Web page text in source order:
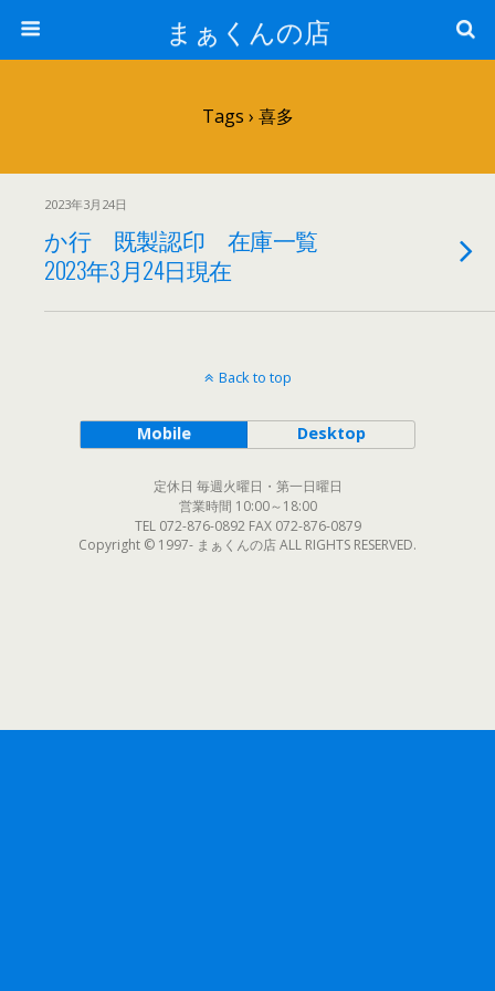
まぁくんの店
Tags › 喜多
2023年3月24日
か行 既製認印 在庫一覧
2023年3月24日現在
Back to top
Mobile Desktop
定休日 毎週火曜日・第一日曜日
営業時間 10:00～18:00
TEL 072-876-0892 FAX 072-876-0879
Copyright © 1997- まぁくんの店 ALL RIGHTS RESERVED.